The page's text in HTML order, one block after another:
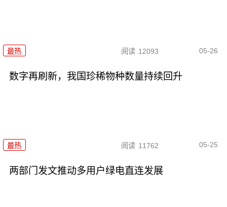
最热 阅读 12093 05-26
数字再刷新，我国珍稀物种数量持续回升
最热 阅读 11762 05-25
两部门发文推动多用户绿电直连发展